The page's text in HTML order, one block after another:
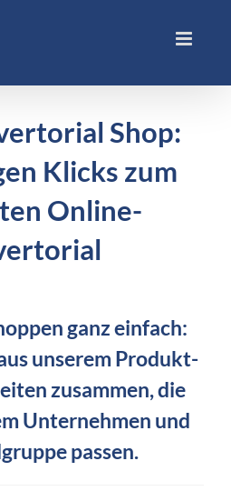
Shop:
Klicks zum
Online-
ganz einfach:
unserem Produkt-
zusammen, die
Unternehmen und
passen.